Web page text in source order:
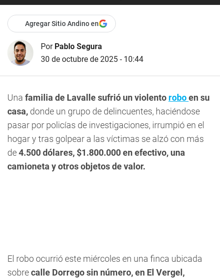
Agregar Sitio Andino en
Por Pablo Segura
30 de octubre de 2025 - 10:44
Una familia de Lavalle sufrió un violento roboen su
casa, donde un grupo de delincuentes, haciéndose
pasar por policías de investigaciones, irrumpió en el
hogar y tras golpear a las víctimas se alzó con más
de4.500 dólares, $1.800.000 en efectivo, una
camioneta y otros objetos de valor.
El robo ocurrió este miércoles en una finca ubicada
sobrecalle Dorrego sin número, en El Vergel,